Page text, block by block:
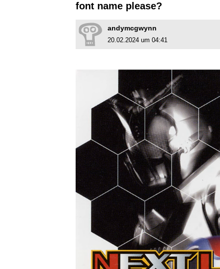
font name please?
andymcgwynn
20.02.2024 um 04:41